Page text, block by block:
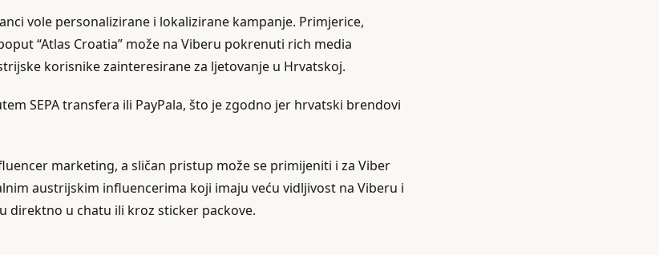
vole personalizirane i lokalizirane kampanje. Primjerice,
“Atlas Croatia” može na Viberu pokrenuti rich media
korisnike zainteresirane za ljetovanje u Hrvatskoj.
SEPA transfera ili PayPala, što je zgodno jer hrvatski brendovi
marketing, a sličan pristup može se primijeniti i za Viber
austrijskim influencerima koji imaju veću vidljivost na Viberu i
direktno u chatu ili kroz sticker packove.